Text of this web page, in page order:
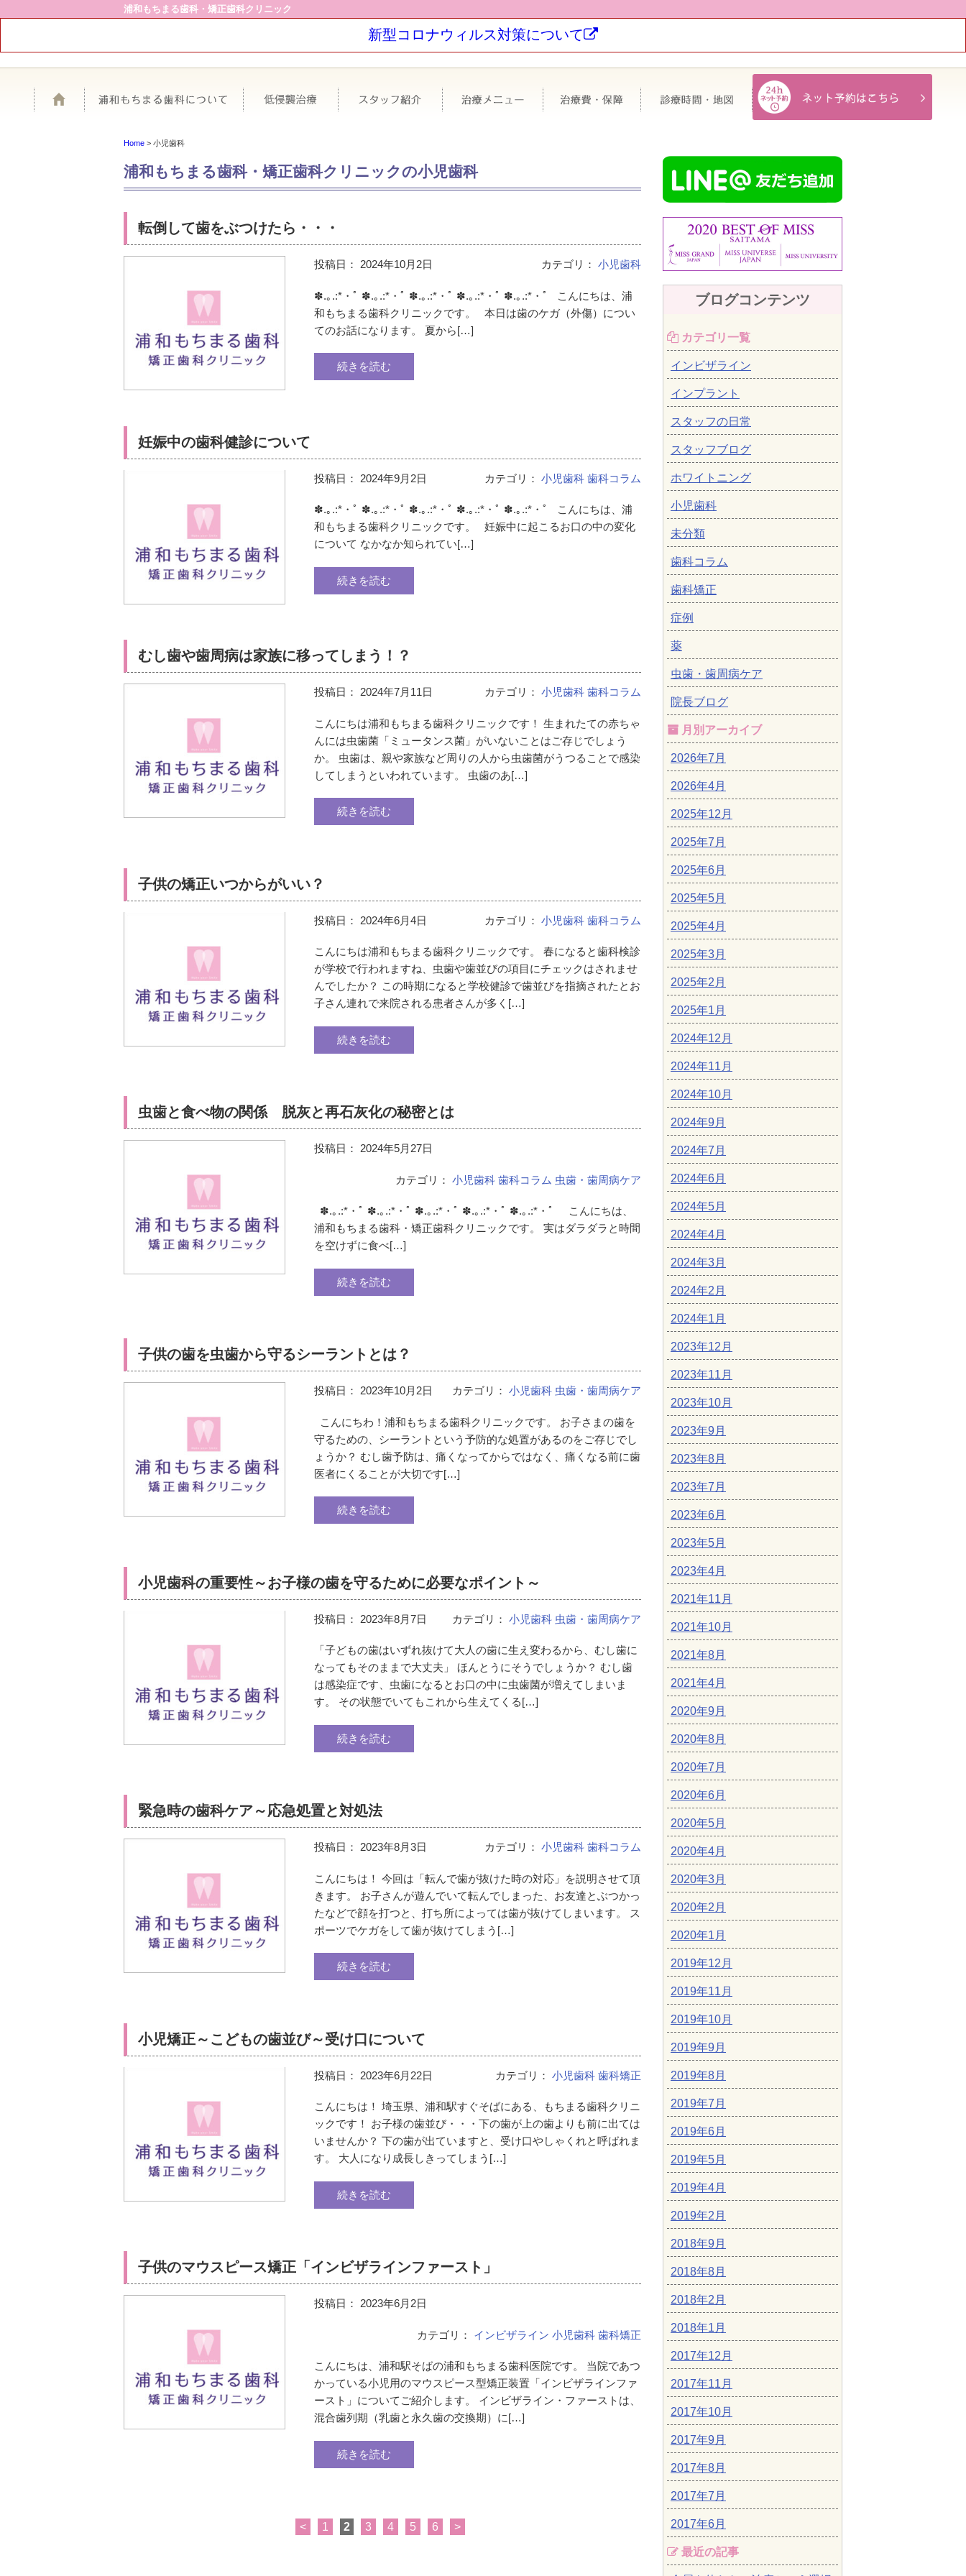
浦和もちまる歯科・矯正歯科クリニック
新型コロナウィルス対策について
浦和もちまる歯科について極力抜かない・なるべく削らない
スタッフ紹介 治療メニュー 治療費・保証 診療時間・地図
Home > 小児歯科
浦和もちまる歯科・矯正歯科クリニックの小児歯科
転倒して歯をぶつけたら・・・
投稿日： 2024年10月2日 カテゴリ： 小児歯科
✽.｡.:*・ﾟ ✽.｡.:*・ﾟ ✽.｡.:*・ﾟ ✽.｡.:*・ﾟ ✽.｡.:*・ﾟ こんにちは、浦
和もちまる歯科クリニックです。 本日は歯のケガ（外傷）につい
てのお話になります。 夏から[…]
続きを読む
妊娠中の歯科健診について
投稿日： 2024年9月2日 カテゴリ： 小児歯科 歯科コラム
✽.｡.:*・ﾟ ✽.｡.:*・ﾟ ✽.｡.:*・ﾟ ✽.｡.:*・ﾟ ✽.｡.:*・ﾟ こんにちは、浦
和もちまる歯科クリニックです。 妊娠中に起こるお口の中の変化
について なかなか知られてい[…]
続きを読む
むし歯や歯周病は家族に移ってしまう！？
投稿日： 2024年7月11日 カテゴリ： 小児歯科 歯科コラム
こんにちは浦和もちまる歯科クリニックです！ 生まれたての赤ちゃ
んには虫歯菌「ミュータンス菌」がいないことはご存じでしょう
か。 虫歯は、親や家族など周りの人から虫歯菌がうつることで感染
してしまうといわれています。 虫歯のあ[…]
続きを読む
子供の矯正いつからがいい？
投稿日： 2024年6月4日 カテゴリ： 小児歯科 歯科コラム
こんにちは浦和もちまる歯科クリニックです。 春になると歯科検診
が学校で行われますね、虫歯や歯並びの項目にチェックはされませ
んでしたか？ この時期になると学校健診で歯並びを指摘されたとお
子さん連れで来院される患者さんが多く[…]
続きを読む
虫歯と食べ物の関係 脱灰と再石灰化の秘密とは
投稿日： 2024年5月27日
カテゴリ： 小児歯科 歯科コラム 虫歯・歯周病ケア
✽.｡.:*・ﾟ ✽.｡.:*・ﾟ ✽.｡.:*・ﾟ ✽.｡.:*・ﾟ ✽.｡.:*・ﾟ こんにちは、
浦和もちまる歯科・矯正歯科クリニックです。 実はダラダラと時間
を空けずに食べ[…]
続きを読む
子供の歯を虫歯から守るシーラントとは？
投稿日： 2023年10月2日 カテゴリ： 小児歯科 虫歯・歯周病ケア
こんにちわ！浦和もちまる歯科クリニックです。 お子さまの歯を
守るための、シーラントという予防的な処置があるのをご存じでし
ょうか？ むし歯予防は、痛くなってからではなく、痛くなる前に歯
医者にくることが大切です[…]
続きを読む
小児歯科の重要性～お子様の歯を守るために必要なポイント～
投稿日： 2023年8月7日 カテゴリ： 小児歯科 虫歯・歯周病ケア
「子どもの歯はいずれ抜けて大人の歯に生え変わるから、むし歯に
なってもそのままで大丈夫」 ほんとうにそうでしょうか？ むし歯
は感染症です、虫歯になるとお口の中に虫歯菌が増えてしまいま
す。 その状態でいてもこれから生えてくる[…]
続きを読む
緊急時の歯科ケア～応急処置と対処法
投稿日： 2023年8月3日 カテゴリ： 小児歯科 歯科コラム
こんにちは！ 今回は「転んで歯が抜けた時の対応」を説明させて頂
きます。 お子さんが遊んでいて転んでしまった、お友達とぶつかっ
たなどで顔を打つと、打ち所によっては歯が抜けてしまいます。 ス
ポーツでケガをして歯が抜けてしまう[…]
続きを読む
小児矯正～こどもの歯並び～受け口について
投稿日： 2023年6月22日 カテゴリ： 小児歯科 歯科矯正
こんにちは！ 埼玉県、浦和駅すぐそばにある、もちまる歯科クリニ
ックです！ お子様の歯並び・・・下の歯が上の歯よりも前に出ては
いませんか？ 下の歯が出ていますと、受け口やしゃくれと呼ばれま
す。 大人になり成長しきってしまう[…]
続きを読む
子供のマウスピース矯正「インビザラインファースト」
投稿日： 2023年6月2日
カテゴリ： インビザライン 小児歯科 歯科矯正
こんにちは、浦和駅そばの浦和もちまる歯科医院です。 当院であつ
かっている小児用のマウスピース型矯正装置「インビザラインファ
ースト」についてご紹介します。 インビザライン・ファーストは、
混合歯列期（乳歯と永久歯の交換期）に[…]
続きを読む
< 1 2 3 4 5 6 >
ブログコンテンツ
カテゴリ一覧
インビザライン
インプラント
スタッフの日常
スタッフブログ
ホワイトニング
小児歯科
未分類
歯科コラム
歯科矯正
症例
薬
虫歯・歯周病ケア
院長ブログ
月別アーカイブ
2026年7月
2026年4月
2025年12月
2025年7月
2025年6月
2025年5月
2025年4月
2025年3月
2025年2月
2025年1月
2024年12月
2024年11月
2024年10月
2024年9月
2024年7月
2024年6月
2024年5月
2024年4月
2024年3月
2024年2月
2024年1月
2023年12月
2023年11月
2023年10月
2023年9月
2023年8月
2023年7月
2023年6月
2023年5月
2023年4月
2021年11月
2021年10月
2021年8月
2021年4月
2020年9月
2020年8月
2020年7月
2020年6月
2020年5月
2020年4月
2020年3月
2020年2月
2020年1月
2019年12月
2019年11月
2019年10月
2019年9月
2019年8月
2019年7月
2019年6月
2019年5月
2019年4月
2019年2月
2018年9月
2018年8月
2018年2月
2018年1月
2017年12月
2017年11月
2017年10月
2017年9月
2017年8月
2017年7月
2017年6月
最近の記事